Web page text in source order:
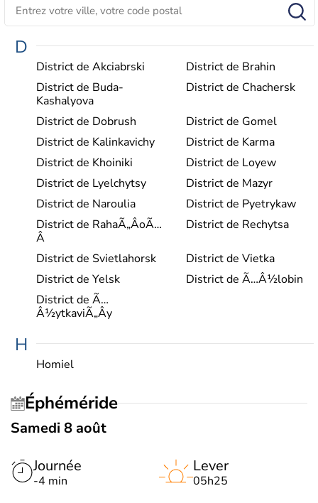
D
District de Akciabrski
District de Brahin
District de Buda-
Kashalyova
District de Chachersk
District de Dobrush
District de Gomel
District de Kalinkavichy
District de Karma
District de Khoiniki
District de Loyew
District de Lyelchytsy
District de Mazyr
District de Naroulia
District de Pyetrykaw
District de RahaÃ„ÂoÃ…
Â­
District de Rechytsa
District de Svietlahorsk
District de Vietka
District de Yelsk
District de Ã…Â½lobin
District de Ã…
Â½ytkaviÃ„Ây
H
Homiel
Éphéméride
Samedi 8 août
Journée
-4 min
Lever
05h25